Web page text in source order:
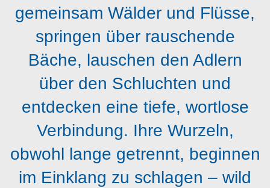
gemeinsam Wälder und Flüsse,
springen über rauschende
Bäche, lauschen den Adlern
über den Schluchten und
entdecken eine tiefe, wortlose
Verbindung. Ihre Wurzeln,
obwohl lange getrennt, beginnen
im Einklang zu schlagen – wild